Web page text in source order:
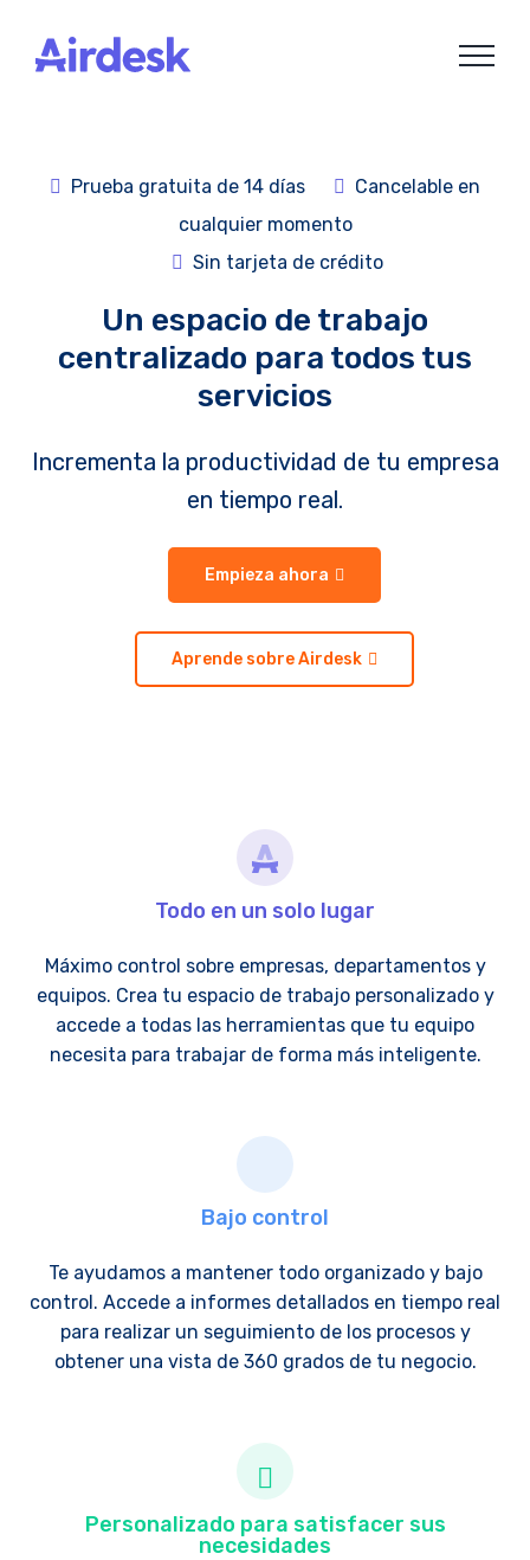
content
Prueba gratuita de 14 días
Cancelable en
cualquier momento
Sin tarjeta de crédito
Un espacio de trabajo
centralizado para todos tus
servicios
Incrementa la productividad de tu empresa
en tiempo real.
Empieza ahora
Aprende sobre Airdesk
Todo en un solo lugar
Máximo control sobre empresas, departamentos y
equipos. Crea tu espacio de trabajo personalizado y
accede a todas las herramientas que tu equipo
necesita para trabajar de forma más inteligente.
Bajo control
Te ayudamos a mantener todo organizado y bajo
control. Accede a informes detallados en tiempo real
para realizar un seguimiento de los procesos y
obtener una vista de 360 grados de tu negocio.
Personalizado para satisfacer sus
necesidades